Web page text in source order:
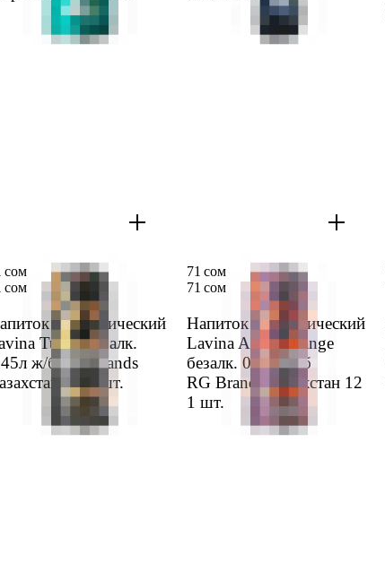
энерге­тический
Turbo безалк.
ж/б RG Brands
121 шт.
сом
сом
Напиток энерге­тический
Lavina Arctic Orange
безалк. 0,45л ж/б
RG Brands Казах­стан 12
1 шт.
71 сом
71 сом